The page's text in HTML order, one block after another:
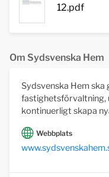
12.pdf
Om Sydsvenska Hem
Sydsvenska Hem
fastighetsförvaltning,
kontinuerligt skapa
Webbplats